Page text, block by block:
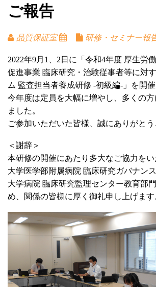
ご報告
品質保証室 研修・セミナー報
2022年9月1、2日に「令和4年度 厚生労
促進事業 臨床研究・治験従事者等に対
ム 監査担当者養成研修 -初級編-」を開催
今年度は定員を大幅に増やし、多くの
ました。
ご参加いただいた皆様、誠にありがとう
＜謝辞＞
本研修の開催にあたり多大なご協力を
大学医学部附属病院 臨床研究ガバナン
大学病院 臨床研究監理センター教育部
め、関係の皆様に厚く御礼申し上げます